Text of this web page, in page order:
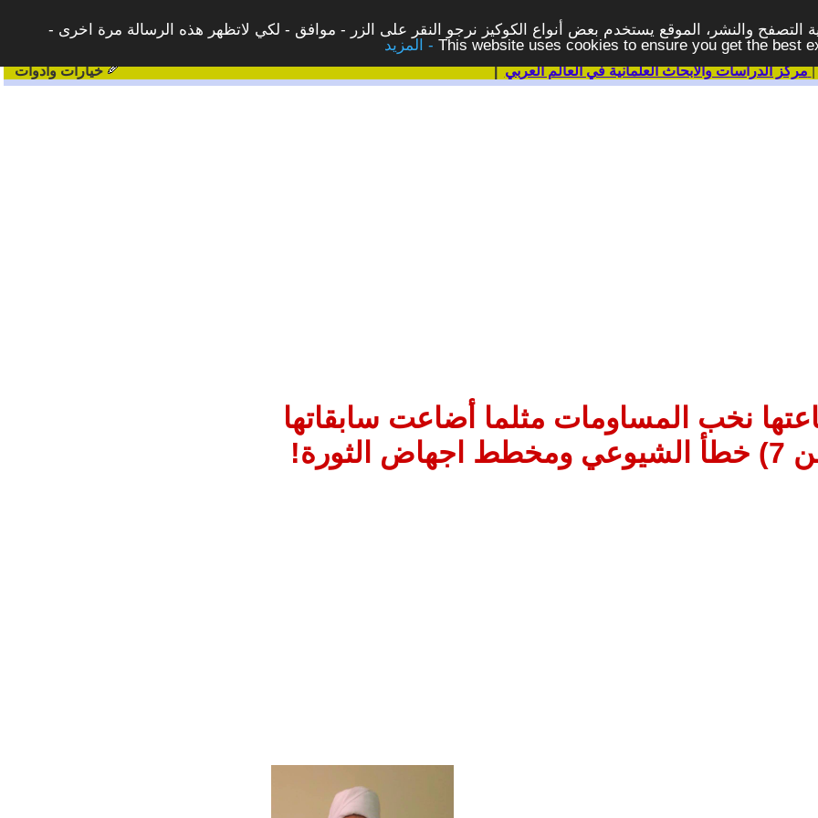
التصفح والنشر، الموقع يستخدم بعض أنواع الكوكيز نرجو النقر على الزر - موافق - لكي لاتظهر هذه الرسالة مرة اخرى -
This website uses cookies to ensure you get the best
|مركز الدراسات والابحاث العلمانية في العالم العربي | خيارات وادوات
نخب المساومات مثلما أضاعت سابقاتها